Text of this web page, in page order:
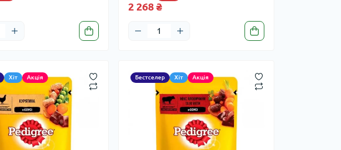
2 268 ₴
Хіт Акція Бестселер Хіт Акція